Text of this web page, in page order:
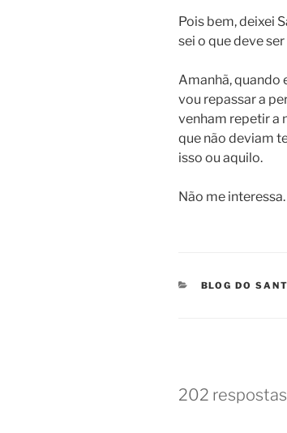
Pois bem, deixei
sei o que deve
Amanhã, quando
vou repassar a
venham repetir a
que não deviam
isso ou aquilo.
Não me
CATEGORIAS
BLOG DO
202 respostas